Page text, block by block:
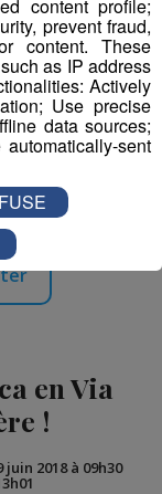
en Via
!
juin 2018 à 09h30
content profile;
prevent fraud,
content. These
as IP address
Actively
Use precise
data sources;
sent